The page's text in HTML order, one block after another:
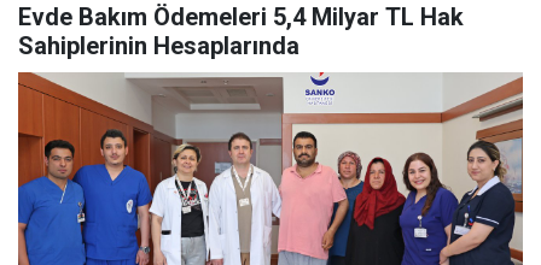
Evde Bakım Ödemeleri 5,4 Milyar TL Hak
Sahiplerinin Hesaplarında